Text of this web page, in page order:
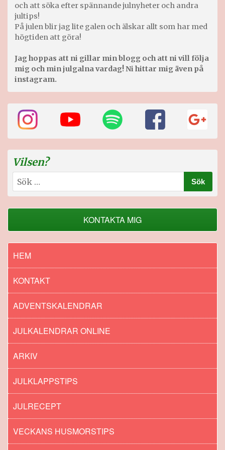
och att söka efter spännande julnyheter och andra
jultips!
På julen blir jag lite galen och älskar allt som har med
högtiden att göra!
Jag hoppas att ni gillar min blogg och att ni vill följa
mig och min julgalna vardag! Ni hittar mig även på
instagram.
Vilsen?
Sök
efter:
KONTAKTA MIG
HEM
KONTAKT
ADVENTSKALENDRAR
JULKALENDRAR ONLINE
ARKIV
JULKLAPPSTIPS
JULRECEPT
VECKANS HUSMORSTIPS